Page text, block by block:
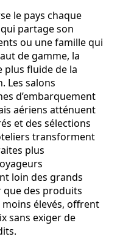
le pays chaque
partage son
ou une famille qui
de gamme, la
plus fluide de la
Les salons
d’embarquement
aériens atténuent
et des sélections
transforment
plus
loin des grands
des produits
élevés, offrent
sans exiger de